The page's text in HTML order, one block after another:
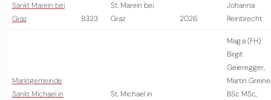
Sankt Marein bei
Graz
8323
St. Marein bei
Graz
2026
Johanna
Reinbrecht
Marktgemeinde
Sankt Michael in
St. Michael in
Mag.a (FH)
Birgit
Geieregger,
Martin
BSc MSc,